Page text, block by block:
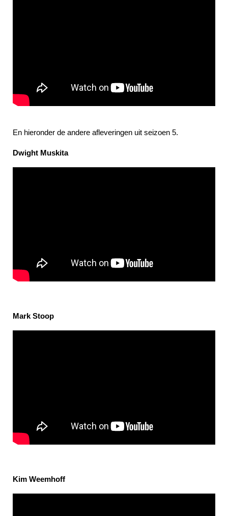
En hieronder de andere afleveringen uit seizoen 5.
Dwight Muskita
Mark Stoop
Kim Weemhoff